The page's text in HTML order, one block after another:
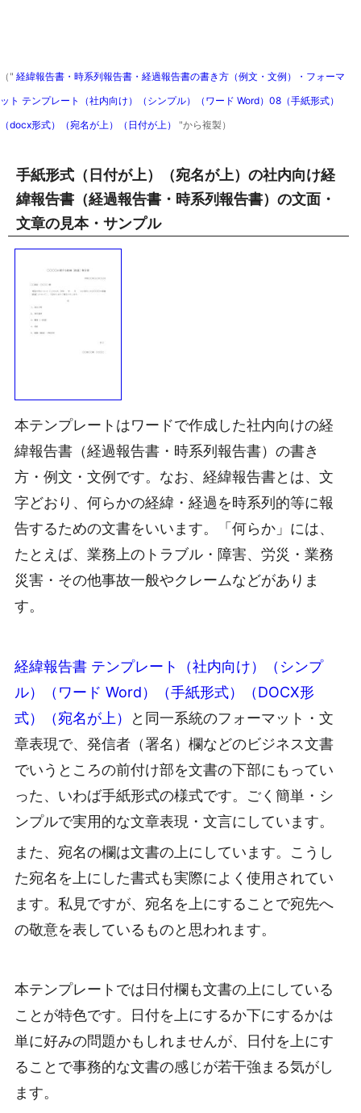
（" 経緯報告書・時系列報告書・経過報告書の書き方（例文・文例）・フォーマ
ット テンプレート（社内向け）（シンプル）（ワード Word）08（手紙形式）
（docx形式）（宛名が上）（日付が上） "から複製）
手紙形式（日付が上）（宛名が上）の社内向け経
緯報告書（経過報告書・時系列報告書）の文面・
文章の見本・サンプル
本テンプレートはワードで作成した社内向けの経
緯報告書（経過報告書・時系列報告書）の書き
方・例文・文例です。なお、経緯報告書とは、文
字どおり、何らかの経緯・経過を時系列的等に報
告するための文書をいいます。「何らか」には、
たとえば、業務上のトラブル・障害、労災・業務
災害・その他事故一般やクレームなどがありま
す。
経緯報告書 テンプレート（社内向け）（シンプ
ル）（ワード Word）（手紙形式）（DOCX形
式）（宛名が上）
と同一系統のフォーマット・文
章表現で、発信者（署名）欄などのビジネス文書
でいうところの前付け部を文書の下部にもってい
った、いわば手紙形式の様式です。ごく簡単・シ
ンプルで実用的な文章表現・文言にしています。
また、宛名の欄は文書の上にしています。こうし
た宛名を上にした書式も実際によく使用されてい
ます。私見ですが、宛名を上にすることで宛先へ
の敬意を表しているものと思われます。
本テンプレートでは日付欄も文書の上にしている
ことが特色です。日付を上にするか下にするかは
単に好みの問題かもしれませんが、日付を上にす
ることで事務的な文書の感じが若干強まる気がし
ます。